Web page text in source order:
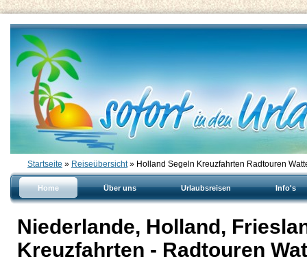
Startseite » Reiseübersicht» Holland Segeln Kreuzfahrten Radtouren
Home Über uns Urlaubsreisen Info's
Niederlande, Holland,
Kreuzfahrten - Radtouren